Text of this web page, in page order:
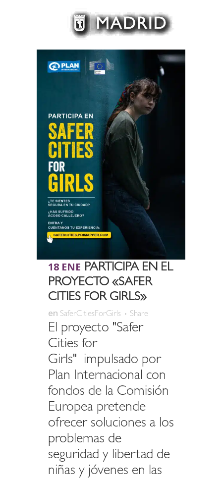
18 ENE PARTICIPA EN EL
PROYECTO «SAFER
CITIES FOR GIRLS»
en SaferCitiesForGirls Share
El proyecto "Safer
Cities for
Girls" impulsado por
Plan Internacional con
fondos de la Comisión
Europea pretende
ofrecer soluciones a los
problemas de
seguridad y libertad de
niñas y jóvenes en las